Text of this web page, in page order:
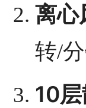
离心
转/
10